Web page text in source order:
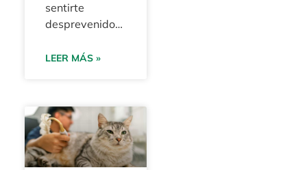
sentirte
desprevenido
en que surge
situación
cambia tu
forma de
escuchar,
LEER MÁS »